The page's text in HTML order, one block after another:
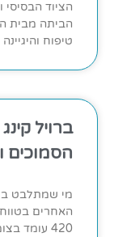
הציוד
הביתה מבית
טיפוח והיגיינה
הסמוכים
420 עומד בצומת מעניין וייחודי בתוך הקטלוג של